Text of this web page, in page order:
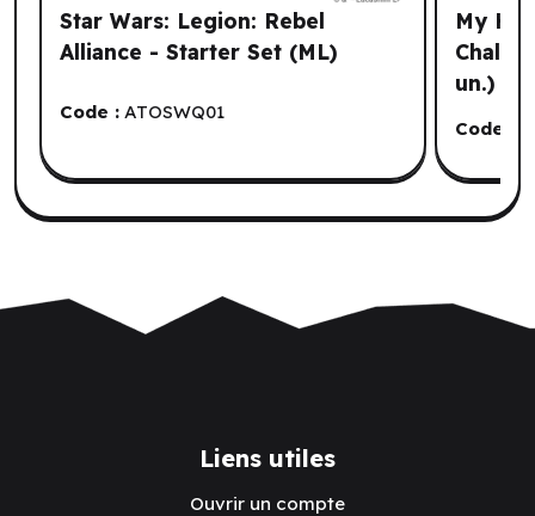
Star Wars: Legion: Rebel
Alliance - Starter Set (ML)
Code : ATOSWQ01
My
un.)
Code :
Liens utiles
Ouvrir un compte